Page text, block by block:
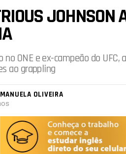
JOHNSON
no ONE e ex-campeão do
ao grappling
OLIVEIRA